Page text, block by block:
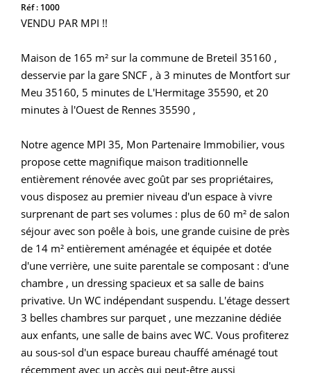
Réf : 1000
VENDU PAR MPI !!
Maison de 165 m² sur la commune de Breteil 35160 ,
desservie par la gare SNCF , à 3 minutes de Montfort sur
Meu 35160, 5 minutes de L'Hermitage 35590, et 20
minutes à l'Ouest de Rennes 35590 ,
Notre agence MPI 35, Mon Partenaire Immobilier, vous
propose cette magnifique maison traditionnelle
entièrement rénovée avec goût par ses propriétaires,
vous disposez au premier niveau d'un espace à vivre
surprenant de part ses volumes : plus de 60 m² de salon
séjour avec son poêle à bois, une grande cuisine de près
de 14 m² entièrement aménagée et équipée et dotée
d'une verrière, une suite parentale se composant : d'une
chambre , un dressing spacieux et sa salle de bains
privative. Un WC indépendant suspendu. L'étage dessert
3 belles chambres sur parquet , une mezzanine dédiée
aux enfants, une salle de bains avec WC. Vous profiterez
au sous-sol d'un espace bureau chauffé aménagé tout
récemment avec un accès qui peut-être aussi